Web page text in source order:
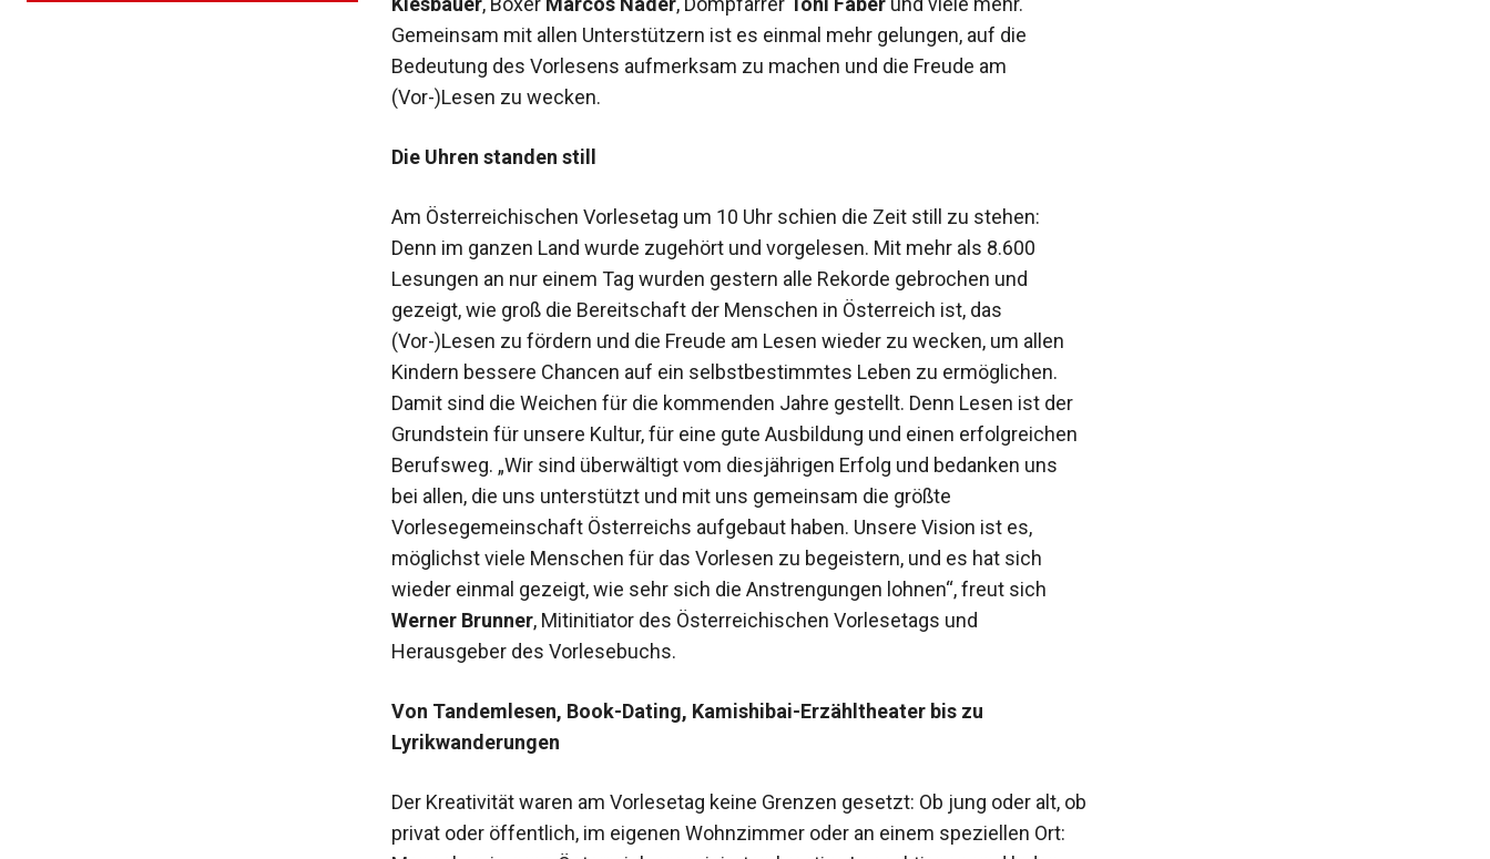
Gemeinsam mit allen Unterstützern ist es einmal mehr gelungen, auf die
Bedeutung des Vorlesens aufmerksam zu machen und die Freude am
(Vor-)Lesen zu wecken.
Die Uhren standen still
Am Österreichischen Vorlesetag um 10 Uhr schien die Zeit still zu stehen:
Denn im ganzen Land wurde zugehört und vorgelesen. Mit mehr als 8.600
Lesungen an nur einem Tag wurden gestern alle Rekorde gebrochen und
gezeigt, wie groß die Bereitschaft der Menschen in Österreich ist, das
(Vor-)Lesen zu fördern und die Freude am Lesen wieder zu wecken, um allen
Kindern bessere Chancen auf ein selbstbestimmtes Leben zu ermöglichen.
Damit sind die Weichen für die kommenden Jahre gestellt. Denn Lesen ist der
Grundstein für unsere Kultur, für eine gute Ausbildung und einen erfolgreichen
Berufsweg. „Wir sind überwältigt vom diesjährigen Erfolg und bedanken uns
bei allen, die uns unterstützt und mit uns gemeinsam die größte
Vorlesegemeinschaft Österreichs aufgebaut haben. Unsere Vision ist es,
möglichst viele Menschen für das Vorlesen zu begeistern, und es hat sich
wieder einmal gezeigt, wie sehr sich die Anstrengungen lohnen“, freut sich
Werner Brunner, Mitinitiator des Österreichischen Vorlesetags und
Herausgeber des Vorlesebuchs.
Von Tandemlesen, Book-Dating, Kamishibai-Erzähltheater bis zu
Lyrikwanderungen
Der Kreativität waren am Vorlesetag keine Grenzen gesetzt: Ob jung oder alt, ob
privat oder öffentlich, im eigenen Wohnzimmer oder an einem speziellen Ort: